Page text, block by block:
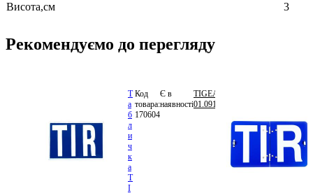
Висота,см
3
Рекомендуємо до перегляду
Т
а
б
л
и
ч
к
а
T
I
Код
товара:
170604
Є в
наявності
TIGEAR
01.0912.2120
В
кошик